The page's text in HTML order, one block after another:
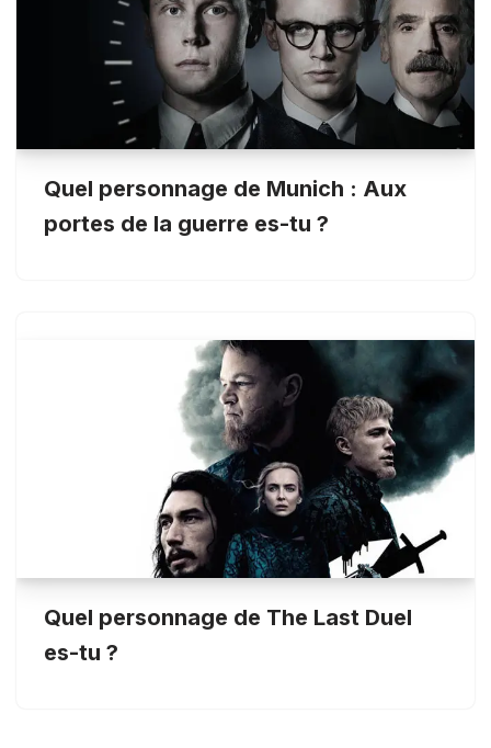
Quel personnage de Munich : Aux
portes de la guerre es-tu ?
Quel personnage de The Last Duel
es-tu ?